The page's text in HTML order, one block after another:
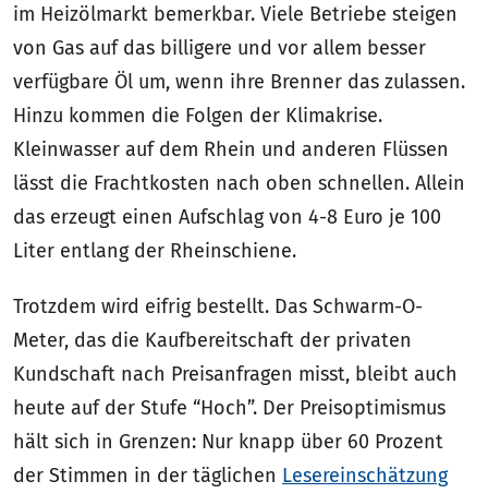
im Heizölmarkt bemerkbar. Viele Betriebe steigen
von Gas auf das billigere und vor allem besser
verfügbare Öl um, wenn ihre Brenner das zulassen.
Hinzu kommen die Folgen der Klimakrise.
Kleinwasser auf dem Rhein und anderen Flüssen
lässt die Frachtkosten nach oben schnellen. Allein
das erzeugt einen Aufschlag von 4-8 Euro je 100
Liter entlang der Rheinschiene.
Trotzdem wird eifrig bestellt. Das Schwarm-O-
Meter, das die Kaufbereitschaft der privaten
Kundschaft nach Preisanfragen misst, bleibt auch
heute auf der Stufe “Hoch”. Der Preisoptimismus
hält sich in Grenzen: Nur knapp über 60 Prozent
der Stimmen in der täglichen Lesereinschätzung